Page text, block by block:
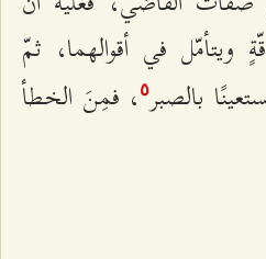
ويتأمّل في أقوالهما، ثمّ
بالصبر٥ ، فمِنَ الخطأ